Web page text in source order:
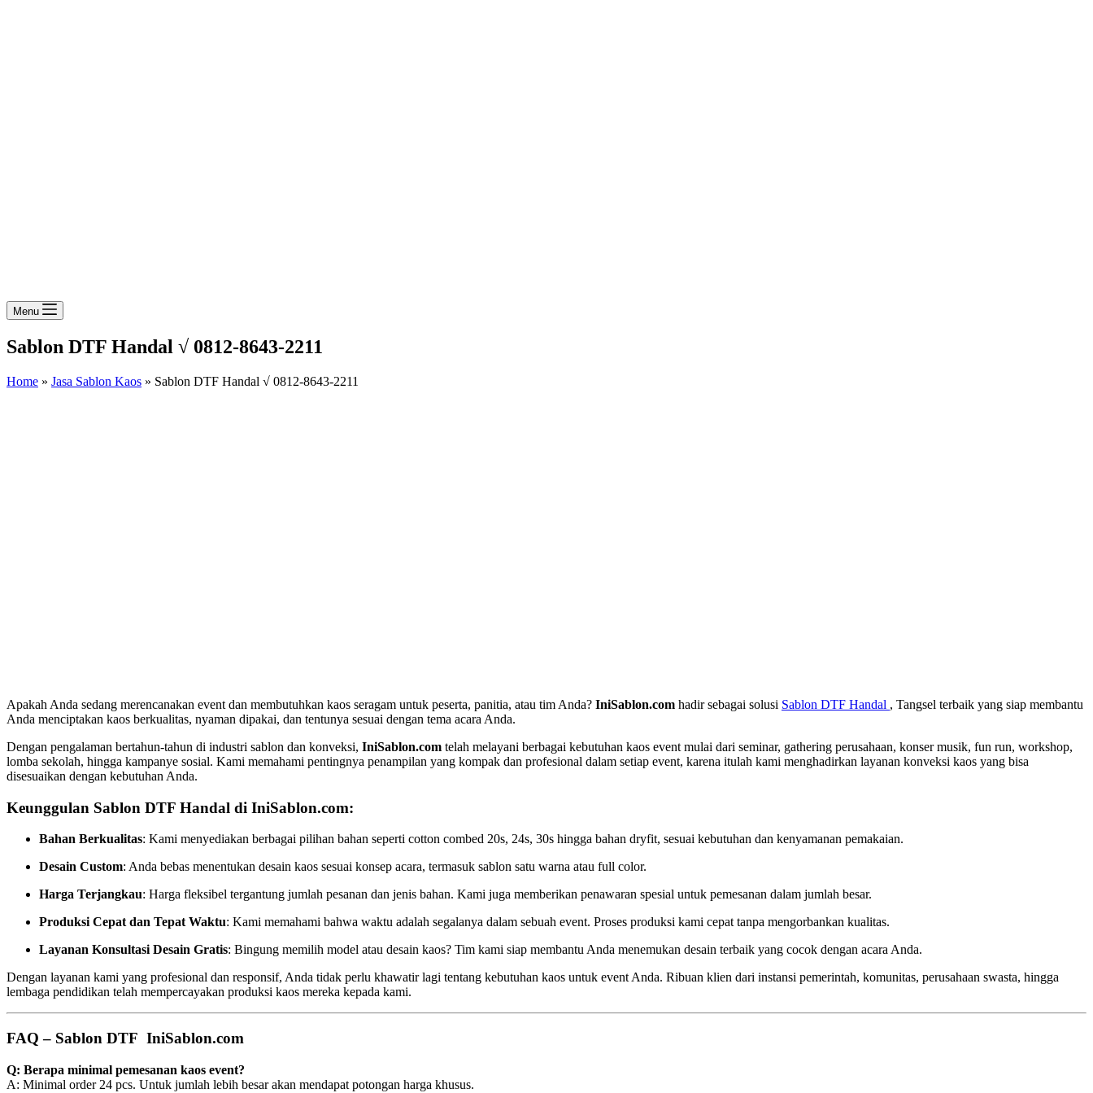
Menu
Sablon DTF Handal √ 0812-8643-2211
Home » Jasa Sablon Kaos » Sablon DTF Handal √ 0812-8643-2211
Apakah Anda sedang merencanakan event dan membutuhkan kaos seragam untuk peserta, panitia, atau tim Anda? IniSablon.com hadir sebagai solusi Sablon DTF Handal , Tangsel terbaik yang siap membantu
Anda menciptakan kaos berkualitas, nyaman dipakai, dan tentunya sesuai dengan tema acara Anda.
Dengan pengalaman bertahun-tahun di industri sablon dan konveksi, IniSablon.com telah melayani berbagai kebutuhan kaos event mulai dari seminar, gathering perusahaan, konser musik, fun run, workshop,
lomba sekolah, hingga kampanye sosial. Kami memahami pentingnya penampilan yang kompak dan profesional dalam setiap event, karena itulah kami menghadirkan layanan konveksi kaos yang bisa
disesuaikan dengan kebutuhan Anda.
Keunggulan Sablon DTF Handal di IniSablon.com:
Bahan Berkualitas: Kami menyediakan berbagai pilihan bahan seperti cotton combed 20s, 24s, 30s hingga bahan dryfit, sesuai kebutuhan dan kenyamanan pemakaian.
Desain Custom: Anda bebas menentukan desain kaos sesuai konsep acara, termasuk sablon satu warna atau full color.
Harga Terjangkau: Harga fleksibel tergantung jumlah pesanan dan jenis bahan. Kami juga memberikan penawaran spesial untuk pemesanan dalam jumlah besar.
Produksi Cepat dan Tepat Waktu: Kami memahami bahwa waktu adalah segalanya dalam sebuah event. Proses produksi kami cepat tanpa mengorbankan kualitas.
Layanan Konsultasi Desain Gratis: Bingung memilih model atau desain kaos? Tim kami siap membantu Anda menemukan desain terbaik yang cocok dengan acara Anda.
Dengan layanan kami yang profesional dan responsif, Anda tidak perlu khawatir lagi tentang kebutuhan kaos untuk event Anda. Ribuan klien dari instansi pemerintah, komunitas, perusahaan swasta, hingga
lembaga pendidikan telah mempercayakan produksi kaos mereka kepada kami.
FAQ – Sablon DTF IniSablon.com
Q: Berapa minimal pemesanan kaos event?
A: Minimal order 24 pcs. Untuk jumlah lebih besar akan mendapat potongan harga khusus.